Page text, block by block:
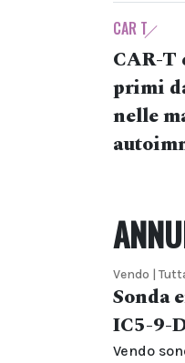
CAR T
CAR-T
primi
nelle
Vendo |
Sonda
IC5-9-
Vendo